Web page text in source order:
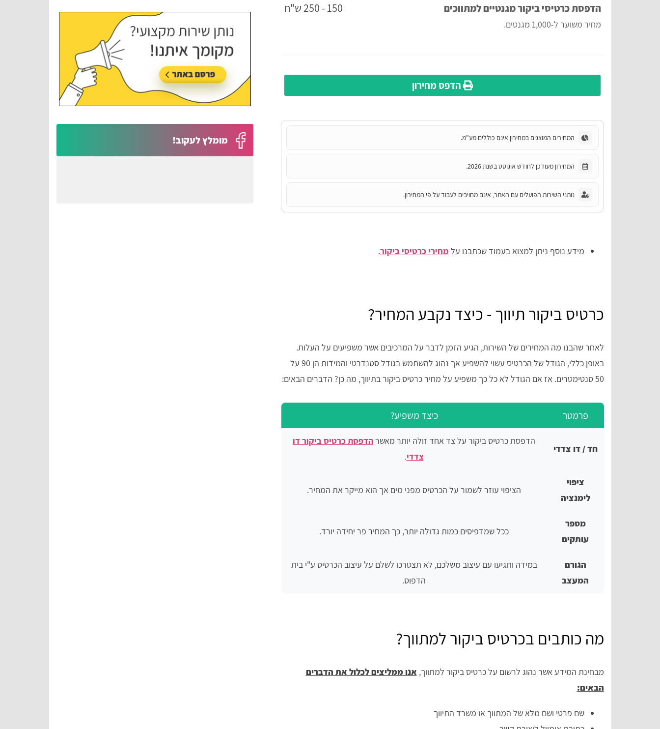
הדפסת כרטיסי ביקור מגנטיים למתווכים
מחיר משוער ל-1,000 מגנטים.
150 - 250 ש"ח
הדפס מחירון
המחירים המוצגים במחירון אינם כוללים מע"מ.
המחירון מעודכן לחודש אוגוסט בשנת 2026.
נותני השירות הפועלים עם האתר, אינם מחויבים לעבוד על פי המחירון.
מידע נוסף ניתן למצוא בעמוד שכתבנו על מחירי כרטיסי ביקור.
כרטיס ביקור תיווך - כיצד נקבע המחיר?
לאחר שהבנו מה המחירים של השירות, הגיע הזמן לדבר על המרכיבים אשר משפיעים על העלות.
באופן כללי, הגודל של הכרטיס עשוי להשפיע אך נהוג להשתמש בגודל סטנדרטי והמידות הן 90 על
50 סנטימטרים. אז אם הגודל לא כל כך משפיע על מחיר כרטיס ביקור בתיווך, מה כן? הדברים הבאים:
פרמטר כיצד משפיע?
חד / דו צדדי
הדפסת כרטיס ביקור על צד אחד זולה יותר מאשרהדפסת כרטיס ביקור דו
צדדי.
ציפוי
לימנציה
הציפוי עוזר לשמור על הכרטיס מפני מים אך הוא מייקר את המחיר.
מספר
עותקים
ככל שמדפיסים כמות גדולה יותר, כך המחיר פר יחידה יורד.
הגורם
המעצב
במידה ותגיעו עם עיצוב משלכם, לא תצטרכו לשלם על עיצוב הכרטיס ע"י בית
הדפוס.
מה כותבים בכרטיס ביקור למתווך?
מבחינת המידע אשר נהוג לרשום על כרטיס ביקור למתווך, אנו ממליצים לכלול את הדברים
הבאים:
שם פרטי ושם מלא של המתווך או משרד התיווך
מומלץ לעקוב!